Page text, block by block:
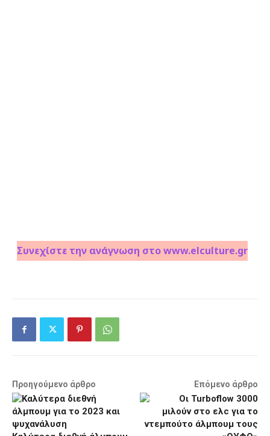
Συνεχίστε την ανάγνωση στο www.elculture.gr
Προηγούμενο άρθρο Επόμενο άρθρο